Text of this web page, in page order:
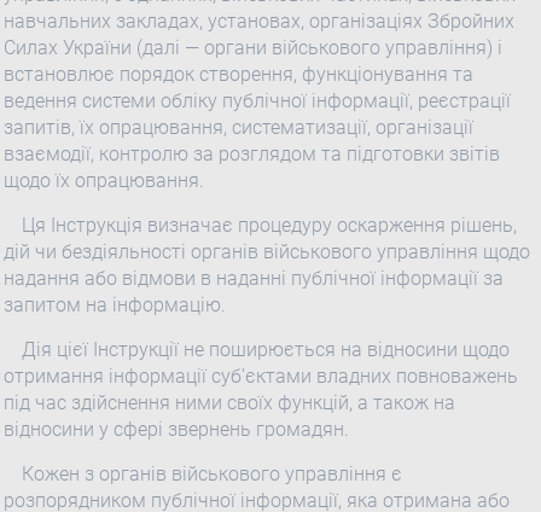
навчальних закладах, установах, організаціях Збройних
Силах України (далі — органи військового управління) і
встановлює порядок створення, функціонування та
ведення системи обліку публічної інформації, реєстрації
запитів, їх опрацювання, систематизації, організації
взаємодії, контролю за розглядом та підготовки звітів
щодо їх опрацювання.
Ця Інструкція визначає процедуру оскарження рішень,
дій чи бездіяльності органів військового управління щодо
надання або відмови в наданні публічної інформації за
запитом на інформацію.
Дія цієї Інструкції не поширюється на відносини щодо
отримання інформації суб’єктами владних повноважень
під час здійснення ними своїх функцій, а також на
відносини у сфері звернень громадян.
Кожен з органів військового управління є
розпорядником публічної інформації, яка отримана або